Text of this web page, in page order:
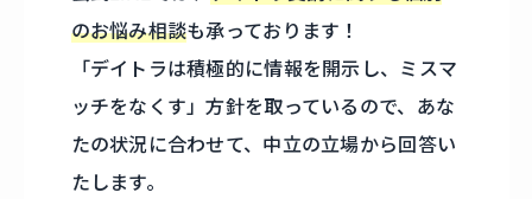
のお悩み相談も承っております！
「デイトラは積極的に情報を開示し、ミスマ
ッチをなくす」方針を取っているので、あな
たの状況に合わせて、中立の立場から回答い
たします。